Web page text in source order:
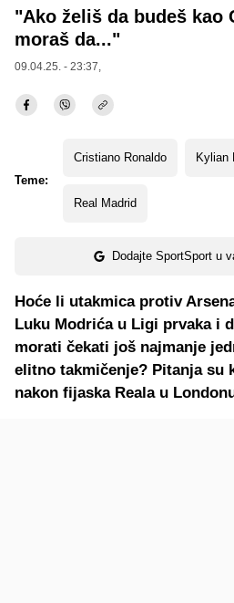
"Ako želiš da budeš kao
moraš da..."
09.04.25. - 23:37,
Teme:
Cristiano Ronaldo Kylian
Real Madrid
Dodajte SportSport u
Hoće li utakmica protiv
Luku Modrića u Ligi prvaka i
morati čekati još najmanje
elitno takmičenje? Pitanja su
nakon fijaska Reala u